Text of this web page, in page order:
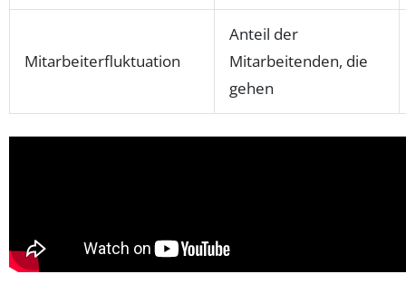
Mitarbeiterfluktuation
Anteil der
Mitarbeitenden, die
gehen